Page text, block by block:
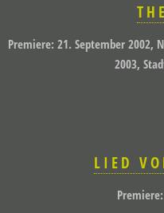
Premiere: 21. September 2002,
2003,
LIED